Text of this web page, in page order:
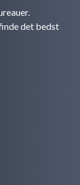
det bedst